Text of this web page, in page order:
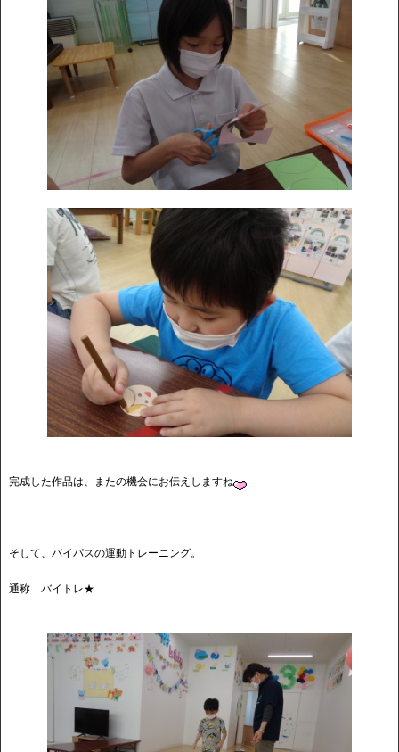
完成した作品は、またの機会にお伝えしますね
そして、バイパスの運動トレーニング。
通称 バイトレ★